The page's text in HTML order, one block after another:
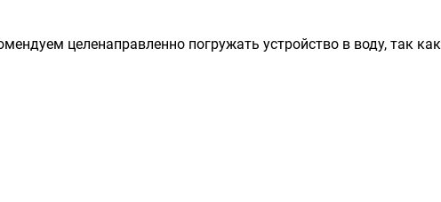
целенаправленно погружать устройство в воду, так